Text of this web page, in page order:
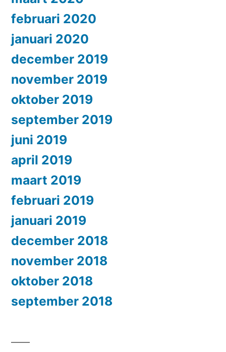
februari 2020
januari 2020
december 2019
november 2019
oktober 2019
september 2019
juni 2019
april 2019
maart 2019
februari 2019
januari 2019
december 2018
november 2018
oktober 2018
september 2018